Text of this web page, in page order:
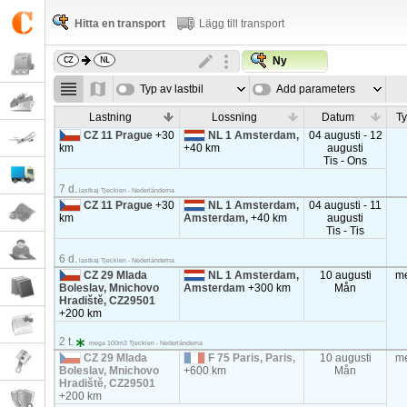
Hitta en transport Lägg till transport
Ny
Typ av lastbil Add parameters
Lastning Lossning Datum
CZ 11 Prague+30
km
NL 1 Amsterdam,
+40 km
04 augusti - 12
augusti
Tis - Ons
7 d. lastkaj Tjeckien - Nederländerna
CZ 11 Prague+30
km
NL 1 Amsterdam,
Amsterdam,+40 km
04 augusti - 11
augusti
Tis - Tis
6 d. lastkaj Tjeckien - Nederländerna
CZ 29 Mlada
Boleslav, Mnichovo
Hradiště, CZ29501
+200 km
NL 1 Amsterdam,
Amsterdam+300 km
10 augusti
Mån
2 t. mega 100m3 Tjeckien - Nederländerna
CZ 29 Mlada
Boleslav, Mnichovo
Hradiště, CZ29501
+200 km
F 75 Paris, Paris,
+600 km
10 augusti
Mån